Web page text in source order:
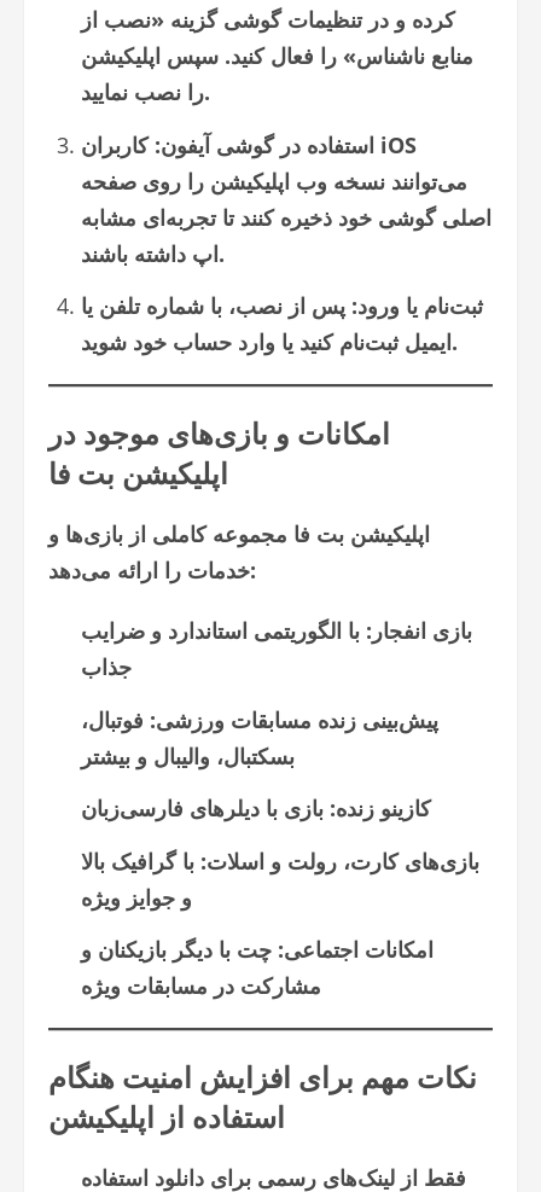
کرده و در تنظیمات گوشی گزینه «نصب از
منابع ناشناس» را فعال کنید. سپس اپلیکیشن
را نصب نمایید.
استفاده در گوشی آیفون: کاربران iOS
می‌توانند نسخه وب اپلیکیشن را روی صفحه
اصلی گوشی خود ذخیره کنند تا تجربه‌ای مشابه
اپ داشته باشند.
ثبت‌نام یا ورود: پس از نصب، با شماره تلفن یا
ایمیل ثبت‌نام کنید یا وارد حساب خود شوید.
امکانات و بازی‌های موجود در
اپلیکیشن بت فا
اپلیکیشن بت فا مجموعه کاملی از بازی‌ها و
خدمات را ارائه می‌دهد:
بازی انفجار: با الگوریتمی استاندارد و ضرایب
جذاب
پیش‌بینی زنده مسابقات ورزشی: فوتبال،
بسکتبال، والیبال و بیشتر
کازینو زنده: بازی با دیلرهای فارسی‌زبان
بازی‌های کارت، رولت و اسلات: با گرافیک بالا
و جوایز ویژه
امکانات اجتماعی: چت با دیگر بازیکنان و
مشارکت در مسابقات ویژه
نکات مهم برای افزایش امنیت هنگام
استفاده از اپلیکیشن
فقط از لینک‌های رسمی برای دانلود استفاده